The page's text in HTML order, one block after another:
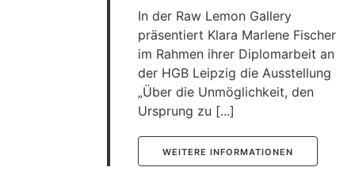
In der Raw Lemon Gallery
präsentiert Klara Marlene Fischer
im Rahmen ihrer Diplomarbeit an
der HGB Leipzig die Ausstellung
„Über die Unmöglichkeit, den
Ursprung zu [...]
WEITERE INFORMATIONEN